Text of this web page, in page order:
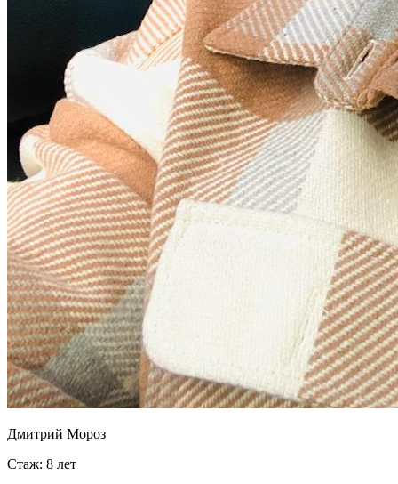
Дмитрий Мороз
Стаж: 8 лет